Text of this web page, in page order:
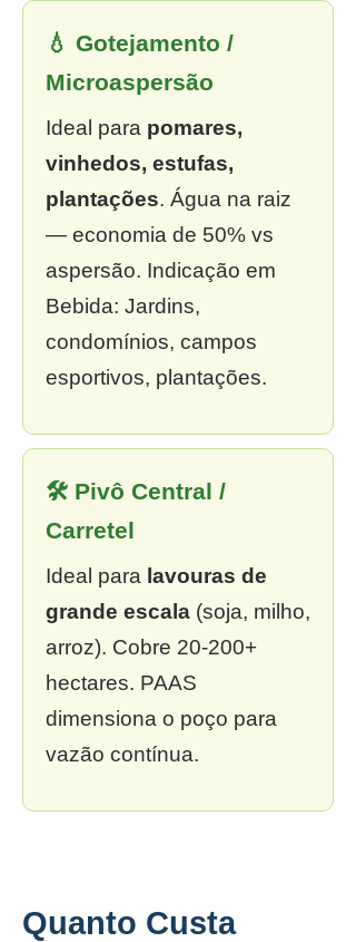
💧 Gotejamento /
Microaspersão
Ideal para pomares,
vinhedos, estufas,
plantações. Água na raiz
— economia de 50% vs
aspersão. Indicação em
Bebida: Jardins,
condomínios, campos
esportivos, plantações.
🛠 Pivô Central /
Carretel
Ideal para lavouras de
grande escala (soja, milho,
arroz). Cobre 20-200+
hectares. PAAS
dimensiona o poço para
vazão contínua.
Quanto Custa